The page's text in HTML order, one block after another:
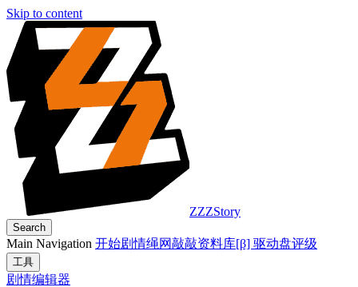
Skip to content
ZZZStory
Search
Main Navigation 开始剧情绳网敲敲资料库[β] 驱动盘评级
工具
剧情编辑器